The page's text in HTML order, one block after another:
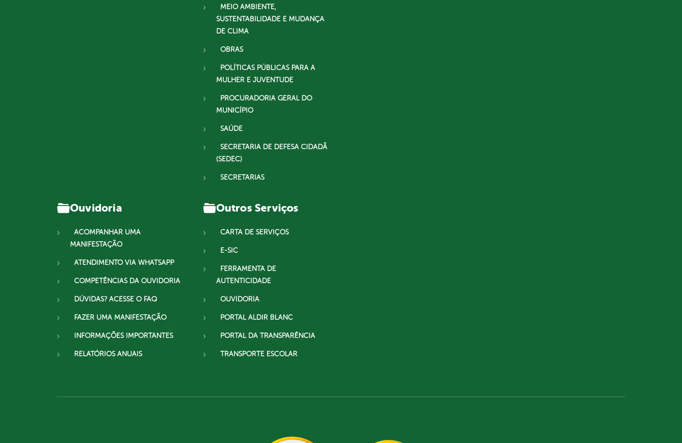
MEIO AMBIENTE,
SUSTENTABILIDADE E MUDANÇA
DE CLIMA
OBRAS
POLÍTICAS PÚBLICAS PARA A
MULHER E JUVENTUDE
PROCURADORIA GERAL DO
MUNICÍPIO
SAÚDE
SECRETARIA DE DEFESA CIDADÃ
(SEDEC)
SECRETARIAS
Ouvidoria
ACOMPANHAR UMA
MANIFESTAÇÃO
ATENDIMENTO VIA WHATSAPP
COMPETÊNCIAS DA OUVIDORIA
DÚVIDAS? ACESSE O FAQ
FAZER UMA MANIFESTAÇÃO
INFORMAÇÕES IMPORTANTES
RELATÓRIOS ANUAIS
Outros Serviços
CARTA DE SERVIÇOS
E-SIC
FERRAMENTA DE
AUTENTICIDADE
OUVIDORIA
PORTAL ALDIR BLANC
PORTAL DA TRANSPARÊNCIA
TRANSPORTE ESCOLAR